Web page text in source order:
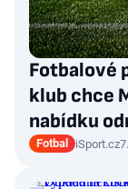
Fotbalové
klub chce
nabídku
Fotbal iSport.cz